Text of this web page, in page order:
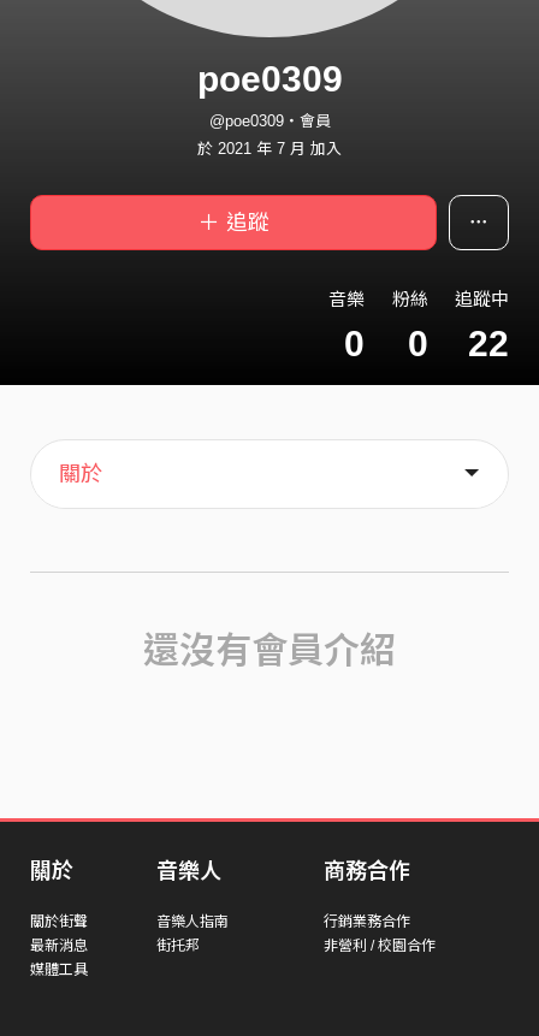
poe0309
@poe0309・會員
於 2021 年 7 月 加入
＋ 追蹤
音樂
0
粉絲
0
追蹤中
22
主頁
歌單
喜歡
關於
還沒有會員介紹
關於
關於街聲
最新消息
媒體工具
音樂人
音樂人指南
街托邦
商務合作
行銷業務合作
非營利 / 校園合作